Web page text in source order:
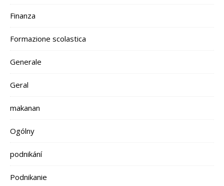
Finanza
Formazione scolastica
Generale
Geral
makanan
Ogólny
podnikání
Podnikanie